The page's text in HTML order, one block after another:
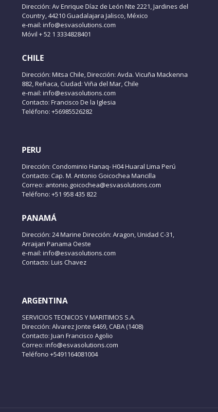
Dirección: Av Enrique Díaz de León Nte 2221, Jardines del
Country, 44210 Guadalajara Jalisco, México
e-mail: info@esvasolutions.com
Móvil + 52 1 3334828401
CHILE
Dirección: Mitsa Chile, Dirección: Avda. Vicuña Mackenna
882, Reñaca, Ciudad: Viña del Mar, Chile
e-mail: info@esvasolutions.com
Contacto: Francisco De la Iglesia
Teléfono: +56985526282
PERU
Dirección: Condominio Hanaq- H04 Huaral Lima Perú
Contacto: Cap. M. Antonio Goicochea Mancilla
Correo: antonio.goicochea@esvasolutions.com
Teléfono: +51 958 435 822
PANAMÁ
Dirección: 24 Marine Dirección: Aragon, Unidad C-31,
Arraijan Panama Oeste
e-mail: info@esvasolutions.com
Contacto: Luis Chavez
ARGENTINA
SERVICIOS TECNICOS Y MARITIMOS S.A.
Dirección: Alvarez Jonte 6469, CABA (1408)
Contacto: Juan Francisco Agolio
Correo: info@esvasolutions.com
Teléfono +5491164081004